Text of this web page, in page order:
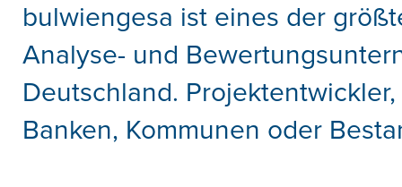
bulwiengesa ist eines der
Analyse- und
Deutschland.
Banken, Kommunen oder